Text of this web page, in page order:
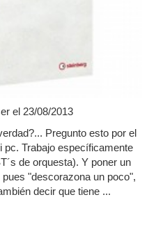
el 23/08/2013
Pregunto esto por el
pc. Trabajo específicamente
de orquesta). Y poner un
"descorazona un poco",
decir que tiene ...